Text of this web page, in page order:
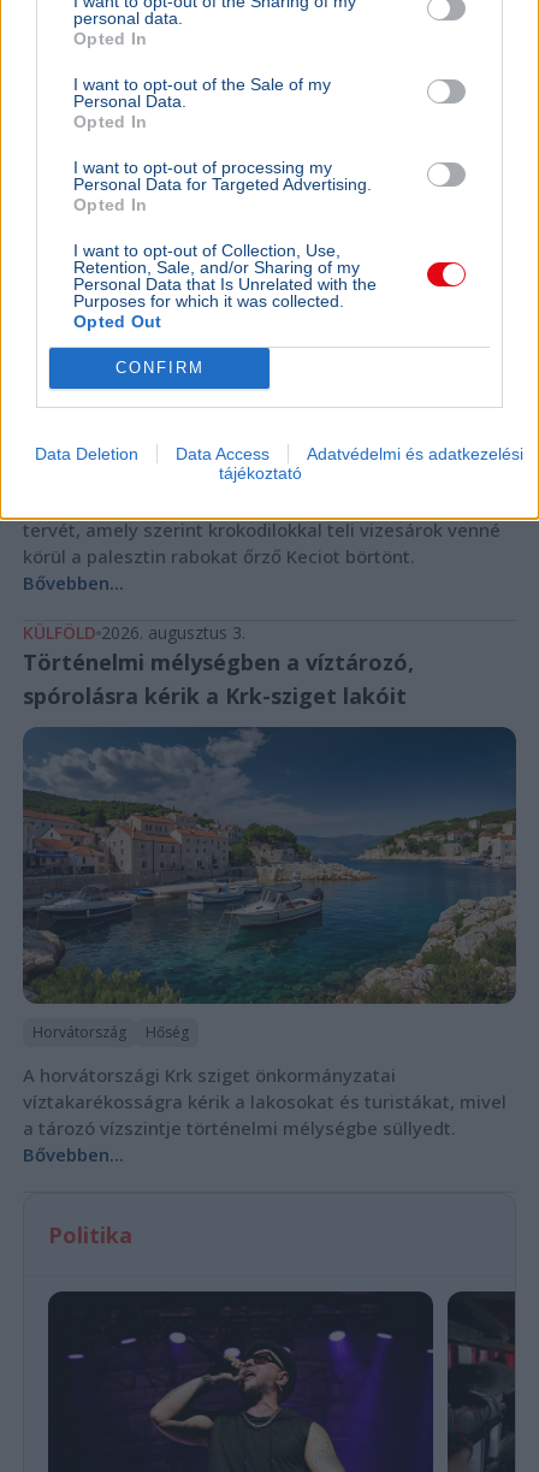
personal data.
Opted In
I want to opt-out of the Sale of my
Personal Data.
Opted In
I want to opt-out of processing my
Personal Data for Targeted Advertising.
Opted In
I want to opt-out of Collection, Use,
Retention, Sale, and/or Sharing of my
Personal Data that Is Unrelated with the
Purposes for which it was collected.
Opted Out
CONFIRM
Data Deletion Data Access
Adatvédelmi és adatkezelési
tájékoztató
KÜLFÖLD 2026. augusztus 3.
Bíróság állította meg a krokodilokkal őrzött
börtön tervét Izraelben
Háború Hamász Terrortámadás Izrael Bíróság
tervét, amely szerint krokodilokkal teli vizesárok venné
körül a palesztin rabokat őrző Keciot börtönt.
Bővebben...
KÜLFÖLD 2026. augusztus 3.
Történelmi mélységben a víztározó,
spórolásra kérik a Krk-sziget lakóit
Horvátország Hőség
A horvátországi Krk sziget önkormányzatai
víztakarékosságra kérik a lakosokat és turistákat, mivel
a tározó vízszintje történelmi mélységbe süllyedt.
Bővebben...
Politika